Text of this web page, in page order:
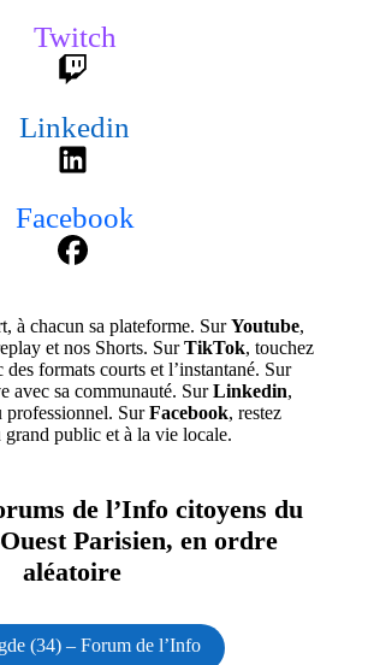
Twitch
Linkedin
Facebook
à chacun sa plateforme. SurYoutube,
et nos Shorts. SurTikTok, touchez
formats courts et l’instantané. Sur
avec sa communauté. SurLinkedin,
professionnel. SurFacebook, restez
grand public et à la vie locale.
de l’Info citoyens du
Parisien, en ordre
aléatoire
(34) – Forum de l’Info